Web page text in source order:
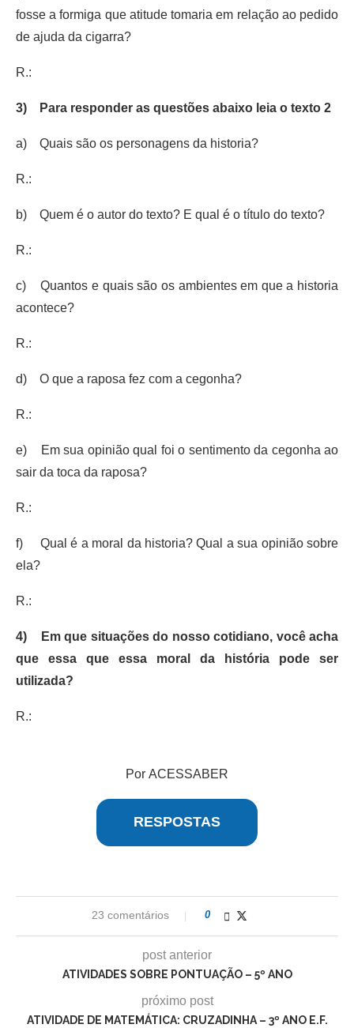
fosse a formiga que atitude tomaria em relação ao pedido
de ajuda da cigarra?
R.:
3) Para responder as questões abaixo leia o texto 2
a) Quais são os personagens da historia?
R.:
b) Quem é o autor do texto? E qual é o título do texto?
R.:
c) Quantos e quais são os ambientes em que a historia
acontece?
R.:
d) O que a raposa fez com a cegonha?
R.:
e) Em sua opinião qual foi o sentimento da cegonha ao
sair da toca da raposa?
R.:
f) Qual é a moral da historia? Qual a sua opinião sobre
ela?
R.:
4)
Em que situações do nosso cotidiano, você acha
que essa que essa moral da história pode ser
utilizada?
R.:
Por ACESSABER
RESPOSTAS
23 comentários 0
post anterior
ATIVIDADES SOBRE PONTUAÇÃO – 5º ANO
próximo post
ATIVIDADE DE MATEMÁTICA: CRUZADINHA – 3º ANO E.F.